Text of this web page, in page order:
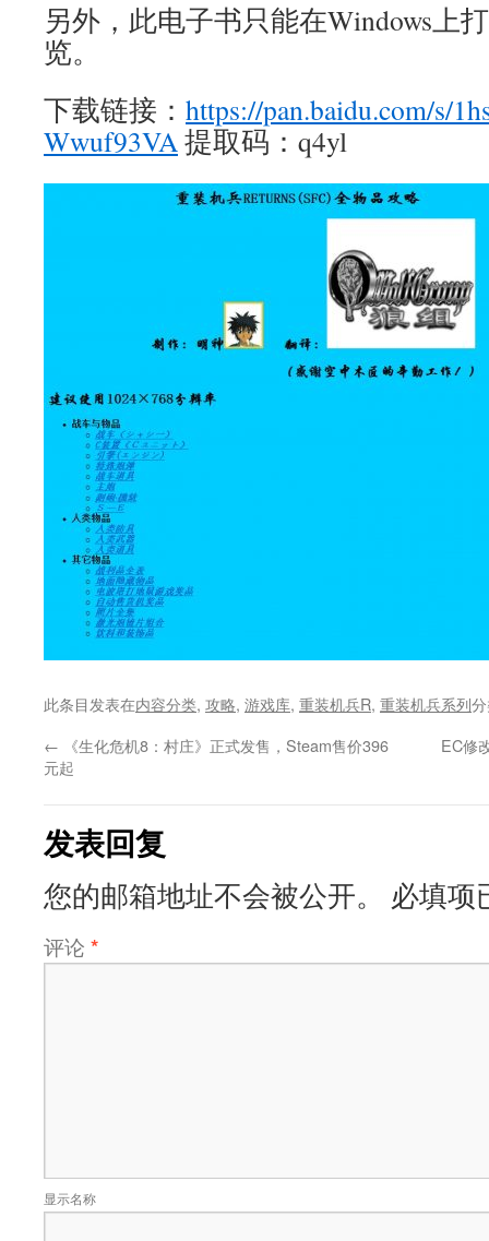
另外，此电子书只能在Windows上
览。
下载链接： https://pan.baidu.com/s/
Wwuf93VA提取码：q4yl
此条目发表在内容分类, 攻略, 游戏库, 重装机兵R, 重装机兵系列
← 《生化危机8：村庄》正式发售，Steam售价396
元起
EC修
发表回复
您的邮箱地址不会被公开。 必填项
评论 *
显示名称